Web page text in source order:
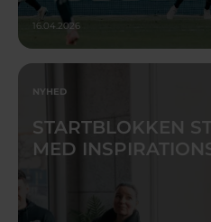
16.04.2026
NYHED
STARTBLOKKEN
MED